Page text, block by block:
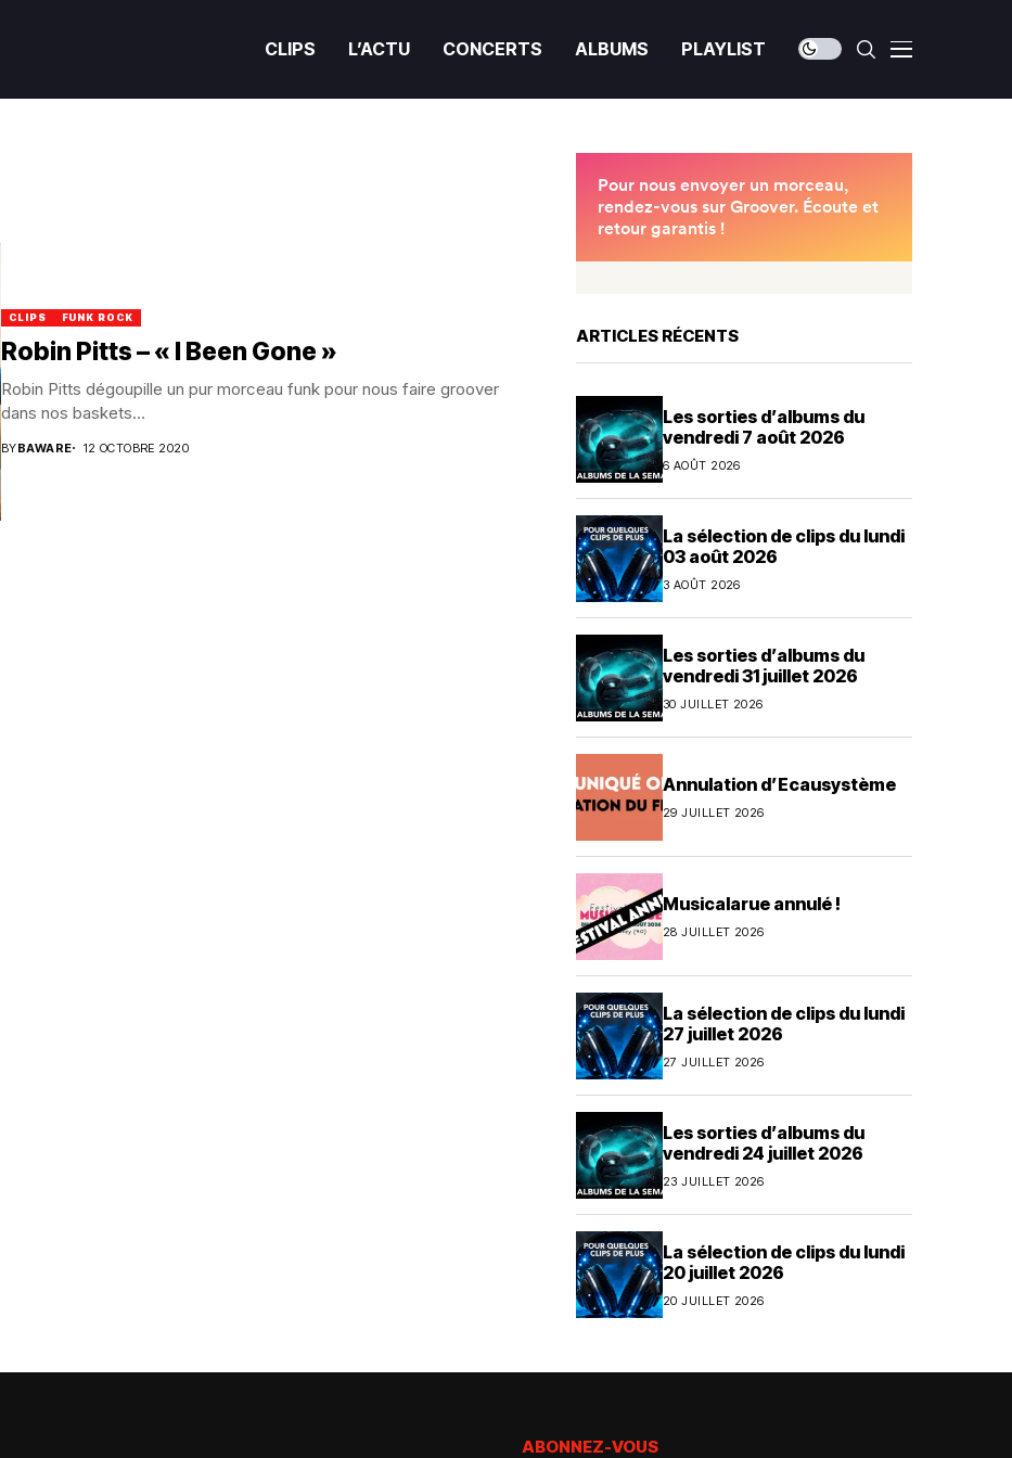
CLIPS L’ACTU CONCERTS ALBUMS PLAYLIST
CLIPS FUNK ROCK
Robin Pitts – « I Been Gone »
Robin Pitts dégoupille un pur morceau funk pour nous faire groover
dans nos baskets...
BYBAWARE 12 OCTOBRE 2020
ARTICLES RÉCENTS
Les sorties d’albums du
vendredi 7 août 2026
6 AOÛT 2026
La sélection de clips du lundi
03 août 2026
3 AOÛT 2026
Les sorties d’albums du
vendredi 31 juillet 2026
30 JUILLET 2026
Annulation d’Ecausystème
29 JUILLET 2026
Musicalarue annulé !
28 JUILLET 2026
La sélection de clips du lundi
27 juillet 2026
27 JUILLET 2026
Les sorties d’albums du
vendredi 24 juillet 2026
23 JUILLET 2026
La sélection de clips du lundi
20 juillet 2026
20 JUILLET 2026
ABONNEZ-VOUS